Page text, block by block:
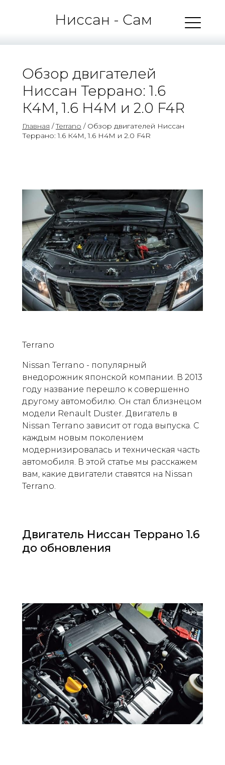
Ниссан - Сам
Обзор двигателей
Ниссан Террано: 1.6
К4М, 1.6 Н4М и 2.0 F4R
Главная /Terrano / Обзор двигателей Ниссан
Террано: 1.6 К4М, 1.6 Н4М и 2.0 F4R
Terrano
Nissan Terrano - популярный
внедорожник японской компании. В 2013
году название перешло к совершенно
другому автомобилю. Он стал близнецом
модели Renault Duster. Двигатель в
Nissan Terrano зависит от года выпуска. С
каждым новым поколением
модернизировалась и техническая часть
автомобиля. В этой статье мы расскажем
вам, какие двигатели ставятся на Nissan
Terrano.
Двигатель Ниссан Террано 1.6
до обновления